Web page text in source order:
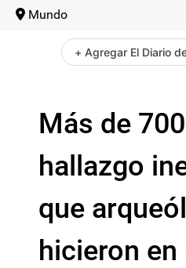
Mundo
+ Agregar El Diario
Más de
hallazgo
que
hicieron